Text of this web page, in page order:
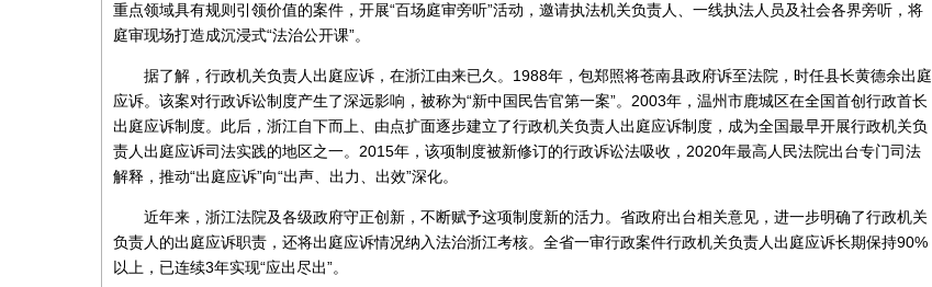
重点领域具有规则引领价值的案件，开展“百场庭审旁听”活动，邀请执法机关负责人、一线执法人员及社会各界旁听，将
庭审现场打造成沉浸式“法治公开课”。
据了解，行政机关负责人出庭应诉，在浙江由来已久。1988年，包郑照将苍南县政府诉至法院，时任县长黄德余出庭
应诉。该案对行政诉讼制度产生了深远影响，被称为“新中国民告官第一案”。2003年，温州市鹿城区在全国首创行政首长
出庭应诉制度。此后，浙江自下而上、由点扩面逐步建立了行政机关负责人出庭应诉制度，成为全国最早开展行政机关负
责人出庭应诉司法实践的地区之一。2015年，该项制度被新修订的行政诉讼法吸收，2020年最高人民法院出台专门司法
解释，推动“出庭应诉”向“出声、出力、出效”深化。
近年来，浙江法院及各级政府守正创新，不断赋予这项制度新的活力。省政府出台相关意见，进一步明确了行政机关
负责人的出庭应诉职责，还将出庭应诉情况纳入法治浙江考核。全省一审行政案件行政机关负责人出庭应诉长期保持90%
以上，已连续3年实现“应出尽出”。